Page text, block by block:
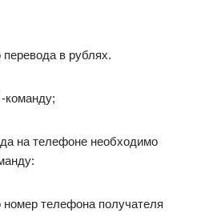
в рублях.
команду;
на телефоне необходимо
телефона получателя